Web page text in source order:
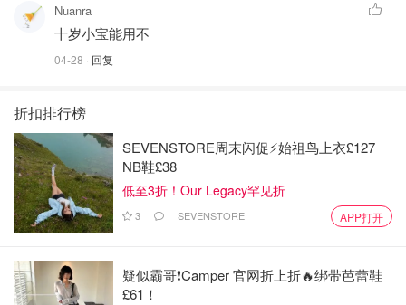
Nuanra
十岁小宝能用不
04-28 · 回复
折扣排行榜
SEVENSTORE周末闪促⚡️始祖鸟上衣£127
NB鞋£38
低至3折！Our Legacy罕见折
3 SEVENSTORE APP打开
疑似霸哥❗️Camper 官网折上折🔥绑带芭蕾鞋
£61！